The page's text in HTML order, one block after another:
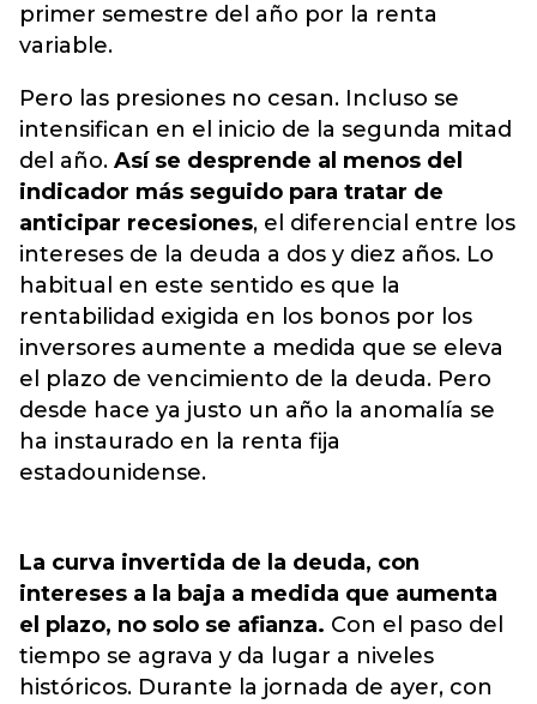
primer semestre del año por la renta
variable.
Pero las presiones no cesan. Incluso se
intensifican en el inicio de la segunda mitad
del año. Así se desprende al menos del
indicador más seguido para tratar de
anticipar recesiones, el diferencial entre los
intereses de la deuda a dos y diez años. Lo
habitual en este sentido es que la
rentabilidad exigida en los bonos por los
inversores aumente a medida que se eleva
el plazo de vencimiento de la deuda. Pero
desde hace ya justo un año la anomalía se
ha instaurado en la renta fija
estadounidense.
La curva invertida de la deuda, con
intereses a la baja a medida que aumenta
el plazo, no solo se afianza. Con el paso del
tiempo se agrava y da lugar a niveles
históricos. Durante la jornada de ayer, con